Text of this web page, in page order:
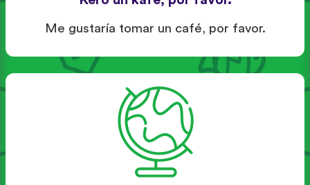
Me gustaría tomar un café, por favor.